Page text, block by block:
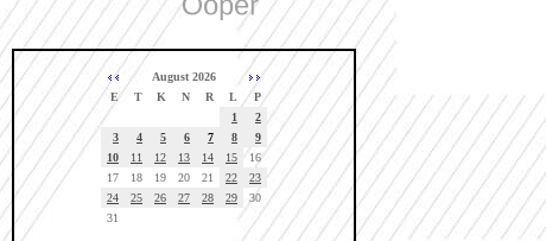
August 2026
E
T K N R L
P
1
2
3
4 5 6 7 8
9
10
11 12 13 14 15
16
17
18 19 20 21 22
23
24
25 26 27 28 29
30
31